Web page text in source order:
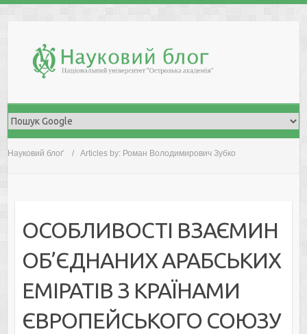
Науковий блоґ Articles by: Роман Володимирович Зубко
ОСОБЛИВОСТІ ВЗАЄМИН
ОБ’ЄДНАНИХ АРАБСЬКИХ
ЕМІРАТІВ З КРАЇНАМИ
ЄВРОПЕЙСЬКОГО СОЮЗУ